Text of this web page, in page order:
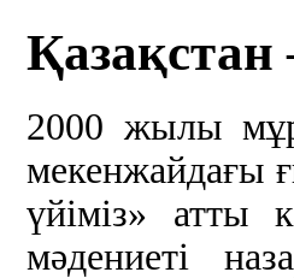
Қазақстан
2000 жылы
мекенжайдағы
үйіміз» атты
мәдениеті